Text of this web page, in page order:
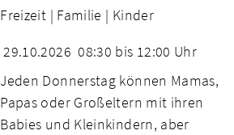
Freizeit | Familie | Kinder
29.10.2026 08:30 bis 12:00 Uhr
Jeden Donnerstag können Mamas,
Papas oder Großeltern mit ihren
Babies und Kleinkindern, aber